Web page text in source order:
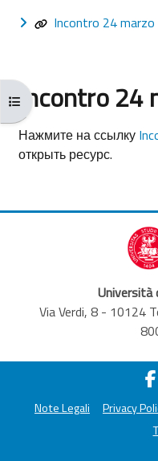
Открыть оглавление курса
Incontro 24
Incontro 24
Требуемые
Нажмите на ссылку
открыть ресурс.
Università
Via Verdi, 8 - 10124
Note Legali Privacy